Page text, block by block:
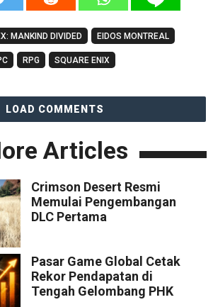
MANKIND DIVIDED EIDOS MONTREAL
RPG SQUARE ENIX
LOAD COMMENTS
Articles
Crimson Desert Resmi
Memulai Pengembangan
DLC Pertama
Pasar Game Global Cetak
Rekor Pendapatan di
Tengah Gelombang PHK